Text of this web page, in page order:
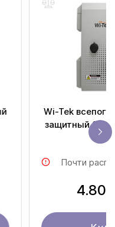
Wi-Tek всепогодный уличный
защитный бокс
Почти